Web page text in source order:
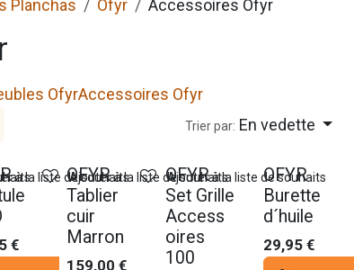
Planchas Ofyr Accessoires Ofyr
OfyrAccessoires Ofyr
Trier par: En vedette
€
OFYR
Tablier
cuir
Marron
159,00 €
à la liste de souhaits
OFYR
Set Grille
Access
oires
100
Ajouter à la liste de souhaits
OFYR
Burette
d´huile
29,95 €
Ajouter à la liste de souhaits